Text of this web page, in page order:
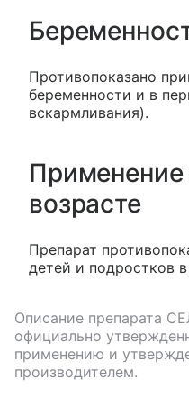
Противопоказано
беременности и в
вскармливания).
Применение
возрасте
Препарат
детей и подростков
Описание препарата
официально
применению и
производителем.